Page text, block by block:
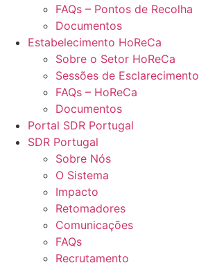
FAQs – Pontos de Recolha
Documentos
Estabelecimento HoReCa
Sobre o Setor HoReCa
Sessões de Esclarecimento
FAQs – HoReCa
Documentos
Portal SDR Portugal
SDR Portugal
Sobre Nós
O Sistema
Impacto
Retomadores
Comunicações
FAQs
Recrutamento